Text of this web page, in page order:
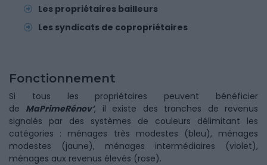
Les propriétaires bailleurs
Les syndicats de copropriétaires
Fonctionnement
Si tous les propriétaires peuvent bénéficier
de MaPrimeRénov’, il existe des tranches de revenus
signalés par des systèmes de couleurs délimitant les
catégories : ménages très modestes (bleu), ménages
modestes (jaune), ménages intermédiaires (violet),
ménages aux revenus élevés (rose).